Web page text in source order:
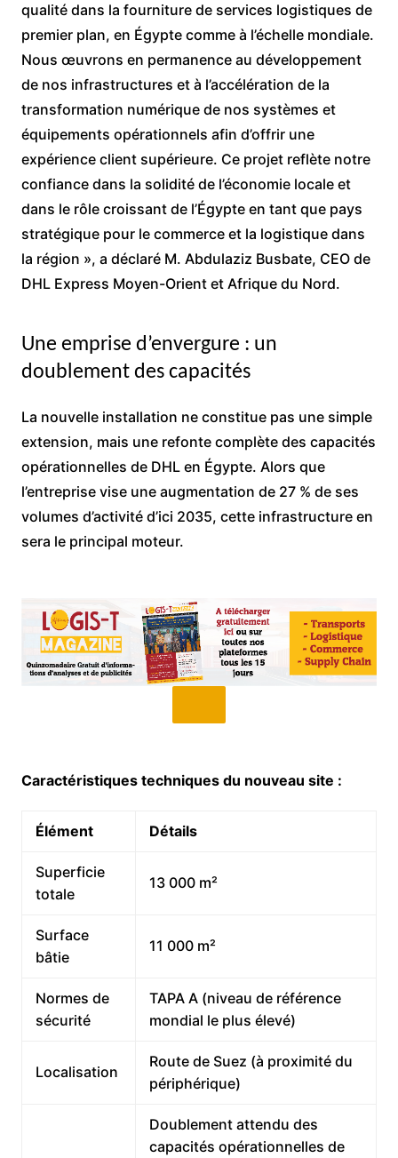
qualité dans la fourniture de services logistiques de
premier plan, en Égypte comme à l’échelle mondiale.
Nous œuvrons en permanence au développement
de nos infrastructures et à l’accélération de la
transformation numérique de nos systèmes et
équipements opérationnels afin d’offrir une
expérience client supérieure. Ce projet reflète notre
confiance dans la solidité de l’économie locale et
dans le rôle croissant de l’Égypte en tant que pays
stratégique pour le commerce et la logistique dans
la région », a déclaré M. Abdulaziz Busbate, CEO de
DHL Express Moyen-Orient et Afrique du Nord.
Une emprise d’envergure : un
doublement des capacités
La nouvelle installation ne constitue pas une simple
extension, mais une refonte complète des capacités
opérationnelles de DHL en Égypte. Alors que
l’entreprise vise une augmentation de 27 % de ses
volumes d’activité d’ici 2035, cette infrastructure en
sera le principal moteur.
Caractéristiques techniques du nouveau site :
Élément Détails
Superficie
totale
13 000 m²
Surface
bâtie
11 000 m²
Normes de
sécurité
TAPA A (niveau de référence
mondial le plus élevé)
Localisation
Route de Suez (à proximité du
périphérique)
Doublement attendu des
capacités opérationnelles de